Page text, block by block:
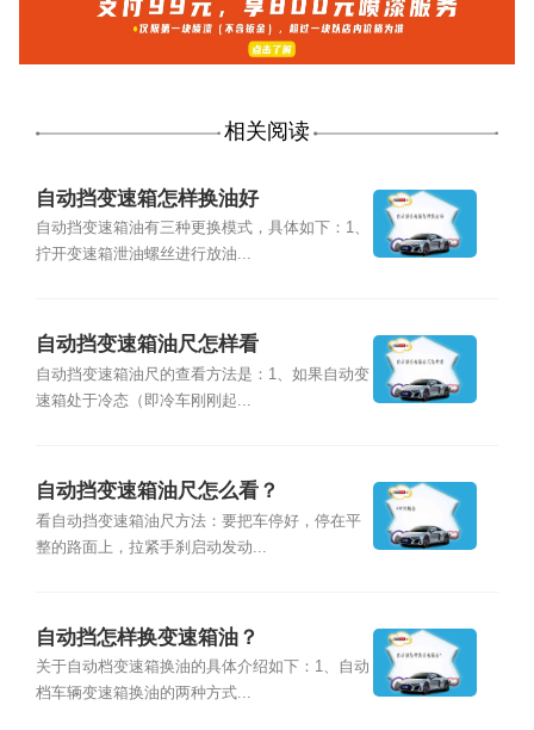
相关阅读
自动挡变速箱怎样换油好
自动挡变速箱油有三种更换模式，具体如下：1、
拧开变速箱泄油螺丝进行放油...
自动挡变速箱油尺怎样看
自动挡变速箱油尺的查看方法是：1、如果自动变
速箱处于冷态（即冷车刚刚起...
自动挡变速箱油尺怎么看？
看自动挡变速箱油尺方法：要把车停好，停在平
整的路面上，拉紧手刹启动发动...
自动挡怎样换变速箱油？
关于自动档变速箱换油的具体介绍如下：1、自动
档车辆变速箱换油的两种方式...